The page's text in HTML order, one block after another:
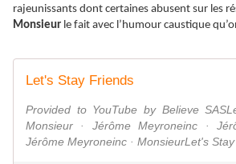
rajeunissants dont certaines abusent sur les
Monsieur le fait avec l’humour caustique
Let's Stay Friends
Provided to YouTube by Believe
Monsieur · Jérôme Meyroneinc ·
Jérôme Meyroneinc · MonsieurLet's Stay